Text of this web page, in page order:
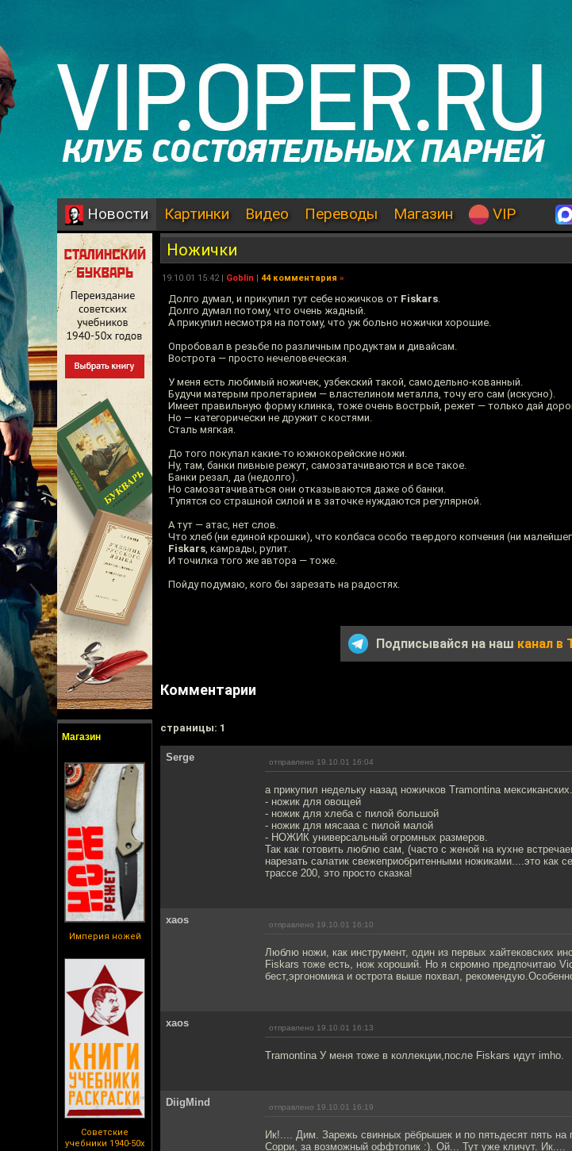
Новости Картинки Видео Переводы Магазин VIP
Магазин
Империя ножей
Советские
учебники 1940-50х
Ножички
19.10.01 15:42 | Goblin | 44 комментария »
Долго думал, и прикупил тут себе ножичков от Fiskars.
Долго думал потому, что очень жадный.
А прикупил несмотря на потому, что уж больно ножички хорошие.
Опробовал в резьбе по различным продуктам и дивайсам.
Вострота — просто нечеловеческая.
У меня есть любимый ножичек, узбекский такой, самодельно-кованный.
Будучи матерым пролетарием — властелином металла, точу его сам (искусно).
Имеет правильную форму клинка, тоже очень вострый, режет — только дай
Но — категорически не дружит с костями.
Сталь мягкая.
До того покупал какие-то южнокорейские ножи.
Ну, там, банки пивные режут, самозатачиваются и все такое.
Банки резал, да (недолго).
Но самозатачиваться они отказываются даже об банки.
Тупятся со страшной силой и в заточке нуждаются регулярной.
А тут — атас, нет слов.
Что хлеб (ни единой крошки), что колбаса особо твердого копчения (ни
Fiskars, камрады, рулит.
И точилка того же автора — тоже.
Пойду подумаю, кого бы зарезать на радостях.
Подписывайся на наш канал в
Комментарии
cтраницы: 1
Serge отправлено 19.10.01 16:04
а прикупил недельку назад ножичков Tramontina
- ножик для овощей
- ножик для хлеба с пилой большой
- ножик для мясааа с пилой малой
- НОЖИК универсальный огромных размеров.
Так как готовить люблю сам, (часто с женой на кухне
нарезать салатик свежеприобритенными ножиками....это как
трассе 200, это просто сказка!
xaos отправлено 19.10.01 16:10
Люблю ножи, как инструмент, один из первых хайтековских
Fiskars тоже есть, нож хороший. Но я скромно предпочитаю
бест,эргономика и острота выше похвал,
xaos отправлено 19.10.01 16:13
Tramontina У меня тоже в коллекции,после Fiskars идут imho.
DiigMind отправлено 19.10.01 16:19
Ик!.... Дим. Зарежь свинных рёбрышек и по пятьдесят пять
Сорри, за возможный оффтопик :). Ой... Тут уже кличут. Ик....